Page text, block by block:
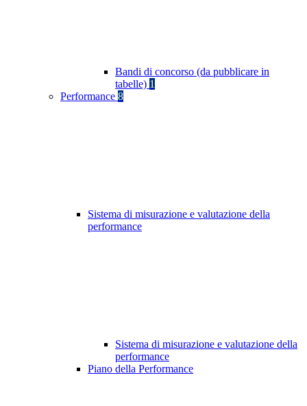
Bandi di concorso (da pubblicare in
tabelle) 1
Performance 8
Sistema di misurazione e valutazione della
performance
Sistema di misurazione e valutazione della
performance
Piano della Performance